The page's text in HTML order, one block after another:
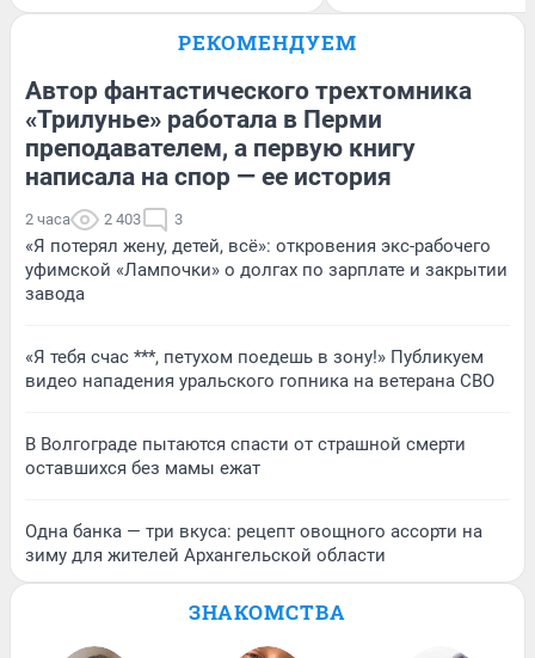
РЕКОМЕНДУЕМ
Автор фантастического трехтомника
«Трилунье» работала в Перми
преподавателем, а первую книгу
написала на спор — ее история
2 часа 2 403 3
«Я потерял жену, детей, всё»: откровения экс-рабочего
уфимской «Лампочки» о долгах по зарплате и закрытии
завода
«Я тебя счас ***, петухом поедешь в зону!» Публикуем
видео нападения уральского гопника на ветерана СВО
В Волгограде пытаются спасти от страшной смерти
оставшихся без мамы ежат
Одна банка — три вкуса: рецепт овощного ассорти на
зиму для жителей Архангельской области
ЗНАКОМСТВА